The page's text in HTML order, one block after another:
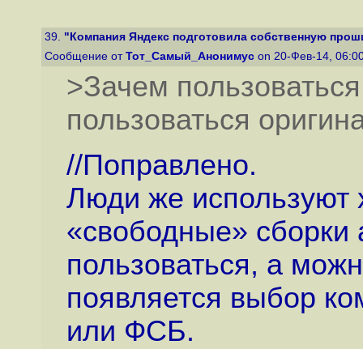
39. "Компания Яндекс подготовила собственную
Сообщение от Тот_Самый_Анонимус on 20-Фев-14,
>Зачем
пользоваться
//Поправлено.
Люди же используют
«свободные»
пользоваться, а
появляется выбор
или ФСБ.